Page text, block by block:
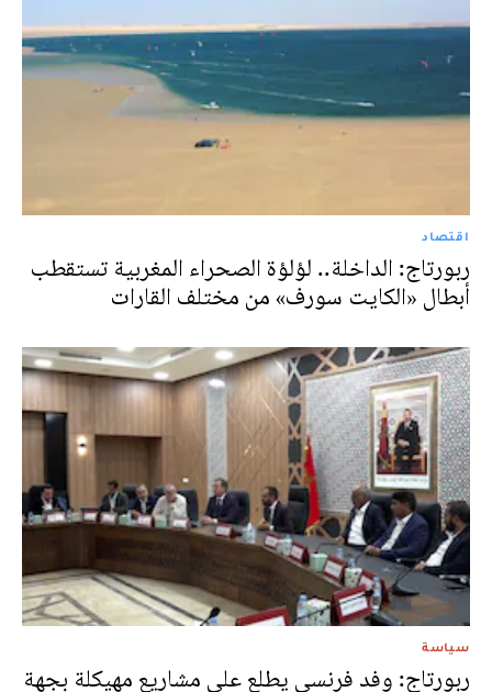
اقتصاد
ربورتاج: الداخلة.. لؤلؤة الصحراء المغربية تستقطب
أبطال «الكايت سورف» من مختلف القارات
سياسة
ربورتاج: وفد فرنسي يطلع على مشاريع مهيكلة بجهة